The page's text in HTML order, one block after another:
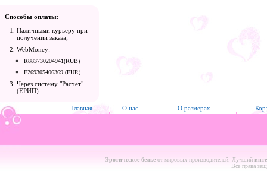
Способы оплаты:
Наличными курьеру при
получении заказа;
WebMoney:
R883730204941(RUB)
E269305406369 (EUR)
Через систему "Расчет"
(ЕРИП)
Главная О нас О размерах
Эротическое бельеот мировых производителей. Лучший
Все права